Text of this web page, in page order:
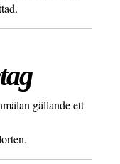
gällande ett